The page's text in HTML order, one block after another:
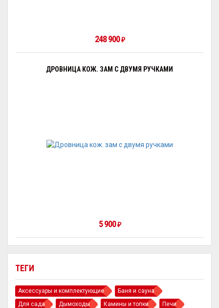
ТЕГИ
Аксессуары и комплектующие
Баня и сауна
Для сада
Дымоходы Камины и топки
Печи
248 900 ₽
ДРОВНИЦА КОЖ. ЗАМ С ДВУМЯ РУЧКАМИ
5 900 ₽